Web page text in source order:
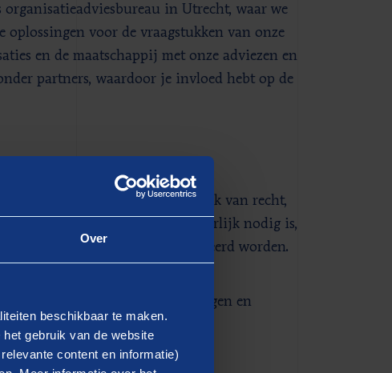
Over
beschikbaar te maken.
gebruik van de website
content en informatie)
in Utrecht, waar we
oplossingen voor de vraagstukken van onze
en de maatschappij met onze adviezen en
partners, waardoor je invloed hebt op de
. We werken op het snijvlak van recht,
wat er juridisch en bestuurlijk nodig is,
functioneren en geïmplementeerd worden.
verschillende overheidslagen en